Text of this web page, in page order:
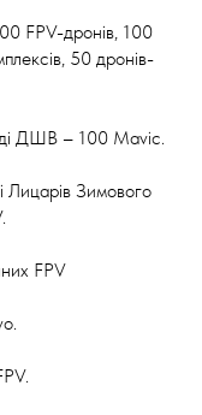
FPV-дронів, 100
50 дронів-
ДШВ – 100 Mavic.
Лицарів Зимового
FPV